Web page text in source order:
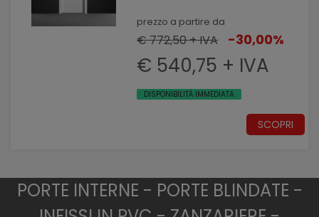
ALLUMINIO
prezzo a partire da
€ 772,50 + IVA -30,00%
€ 540,75 + IVA
DISPONIBILITÀ IMMEDIATA
SCOPRI
PORTE INTERNE - PORTE BLINDATE -